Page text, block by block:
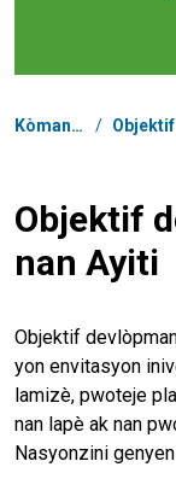
ChimenKòmansman /
Objektif
nan Ayiti
Objektif
yon envitasyon
lamizè, pwoteje
nan lapè ak nan
Nasyonzini